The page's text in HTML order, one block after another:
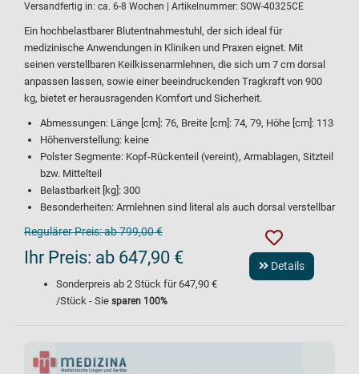
Versandfertig in: ca. 6-8 Wochen | Artikelnummer: SOW-40325CE
Ein hochbelastbarer Blutentnahmestuhl, der sich ideal für
medizinische Anwendungen in Kliniken und Praxen eignet. Mit
seinen verstellbaren Keilkissenarmlehnen, die sich um 7 cm dorsal
anpassen lassen, sowie einer beeindruckenden Tragkraft von 900
kg, bietet er herausragenden Komfort und Sicherheit.
Abmessungen: Länge [cm]: 76, Breite [cm]: 74, 79, Höhe [cm]: 113
Höhenverstellung: keine
Polster Segmente: Kopf-Rückenteil (vereint), Armablagen, Sitzteil
bzw. Mittelteil
Belastbarkeit [kg]: 300
Besonderheiten: Armlehnen sind literal als auch dorsal verstellbar
Regulärer Preis:ab 799,00 €
Ihr Preis: ab 647,90 €
Sonderpreis ab 2 Stück für647,90 €
/Stück - Sie sparen 100%
Details